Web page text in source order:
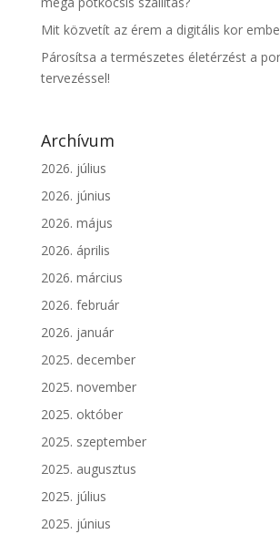
Mit közvetít az érem a digitális kor
Párosítsa a természetes életérzést a
tervezéssel!
Archívum
2026. július
2026. június
2026. május
2026. április
2026. március
2026. február
2026. január
2025. december
2025. november
2025. október
2025. szeptember
2025. augusztus
2025. július
2025. június